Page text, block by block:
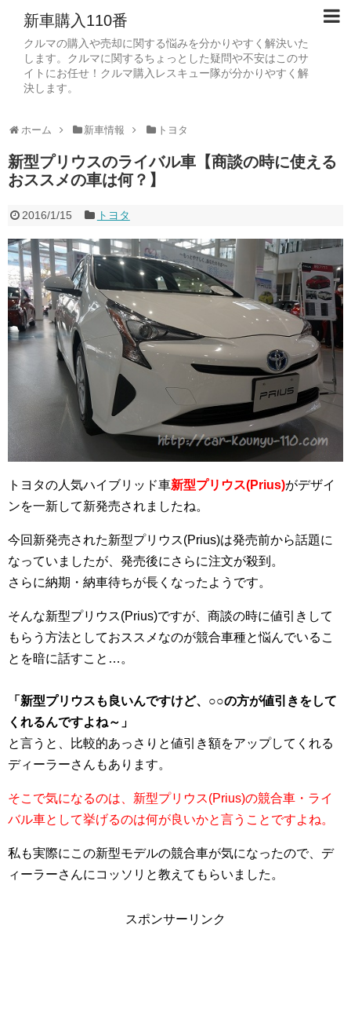
新車購入110番
クルマの購入や売却に関する悩みを分かりやすく解決いた
します。クルマに関するちょっとした疑問や不安はこのサ
イトにお任せ！クルマ購入レスキュー隊が分かりやすく解
決します。
ホーム 新車情報 トヨタ
新型プリウスのライバル車【商談の時に使える
おススメの車は何？】
2016/1/15 トヨタ
トヨタの人気ハイブリッド車新型プリウス(Prius)がデザイ
ンを一新して新発売されましたね。
今回新発売された新型プリウス(Prius)は発売前から話題に
なっていましたが、発売後にさらに注文が殺到。
さらに納期・納車待ちが長くなったようです。
そんな新型プリウス(Prius)ですが、商談の時に値引きして
もらう方法としておススメなのが競合車種と悩んでいるこ
とを暗に話すこと…。
「新型プリウスも良いんですけど、○○の方が値引きをして
くれるんですよね～」
と言うと、比較的あっさりと値引き額をアップしてくれる
ディーラーさんもあります。
そこで気になるのは、新型プリウス(Prius)の競合車・ライ
バル車として挙げるのは何が良いかと言うことですよね。
私も実際にこの新型モデルの競合車が気になったので、デ
ィーラーさんにコッソリと教えてもらいました。
スポンサーリンク